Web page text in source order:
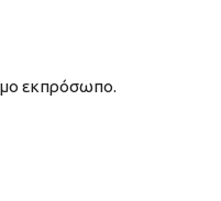
εκπρόσωπο.